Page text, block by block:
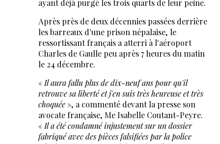
ayant déjà purgé les trois quarts de leur peine.
Après près de deux décennies passées derrière
les barreaux d'une prison népalaise, le
ressortissant français a atterri à l'aéroport
Charles de Gaulle peu après 7 heures du matin
le 24 décembre.
« Il aura fallu plus de dix-neuf ans pour qu'il
retrouve sa liberté et j'en suis très heureuse et très
choquée», a commenté devant la presse son
avocate française, Me Isabelle Coutant-Peyre.
« Il a été condamné injustement sur un dossier
fabriqué avec des pièces falsifiées par la police